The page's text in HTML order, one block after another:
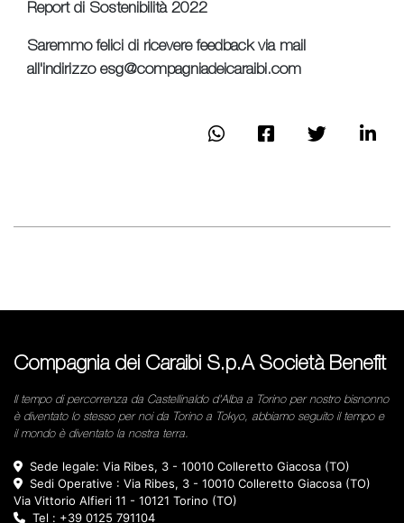
Report di Sostenibilità 2022
Saremmo felici di ricevere feedback via mail
all'indirizzo esg@compagniadeicaraibi.com
Compagnia dei Caraibi S.p.A Società Benefit
Il tempo di percorrenza da Castellinaldo d'Alba a Torino per nostro bisnonno
è diventato lo stesso per noi da Torino a Tokyo, abbiamo seguito il tempo e
il mondo è diventato la nostra terra.
Sede legale: Via Ribes, 3 - 10010 Colleretto Giacosa (TO)
Sedi Operative : Via Ribes, 3 - 10010 Colleretto Giacosa (TO)
Via Vittorio Alfieri 11 - 10121 Torino (TO)
Tel : +39 0125 791104